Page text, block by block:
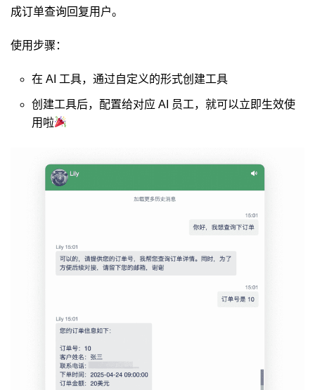
成订单查询回复用户。
使用步骤：
在 AI 工具，通过自定义的形式创建工具
创建工具后，配置给对应 AI 员工，就可以立即生效使
用啦